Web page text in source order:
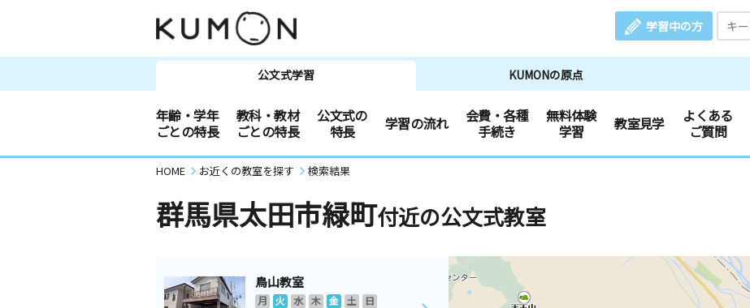
学習中の方
公文式学習 KUMONの原点
年齢・学年
ごとの特長
教科・教材
ごとの特長
公文式の
特長
学習の流れ
会費・各種
手続き
無料体験
学習
教室見学
よくある
ご質問
HOME お近くの教室を探す 検索結果
群馬県太田市緑町付近の公文式教室
鳥山教室
月 火 水 木 金 土
日